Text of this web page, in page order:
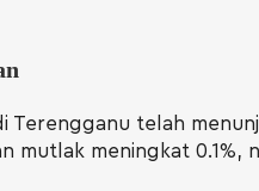
Terengganu telah
mutlak meningkat 0.1%,